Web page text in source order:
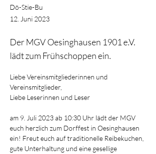
Dö-Stie-Bu
12. Juni 2023
Der MGV Oesinghausen 1901 e.V.
lädt zum Frühschoppen ein.
Liebe Vereinsmitgliederinnen und
Vereinsmitglieder,
Liebe Leserinnen und Leser
am 9. Juli 2023 ab 10:30 Uhr lädt der MGV
euch herzlich zum Dorffest in Oesinghausen
ein! Freut euch auf traditionelle Reibekuchen,
gute Unterhaltung und eine gesellige